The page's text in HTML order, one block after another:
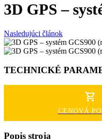
3D GPS –
Nasledujúci článok
TECHNICKÉ
CENOVÁ
Popis stroja